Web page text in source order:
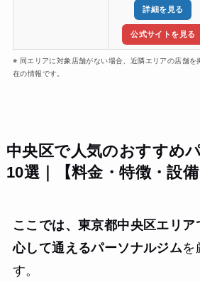
詳細を見る
公式サイトを見る
※ 同エリアに対象店舗がない場合、近隣エリアの店舗
在の情報です。
中央区で人気のおすすめ
10選｜【料金・特徴・設備
ここでは、東京都中央区エリ
心して通えるパーソナルジムを
す。